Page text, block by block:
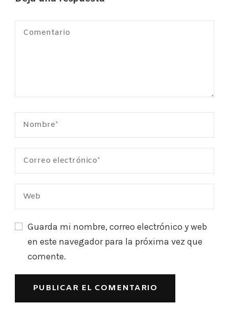
Guarda mi nombre, correo electrónico y web
en este navegador para la próxima vez que
comente.